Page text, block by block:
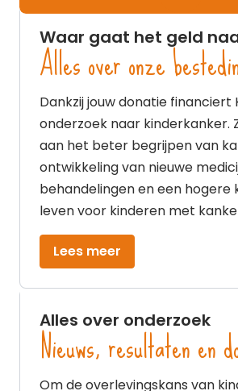
Waar gaat het geld
Alles over onze
Dankzij jouw donatie financiert
onderzoek naar kinderkanker.
aan het beter begrijpen van
ontwikkeling van nieuwe
behandelingen en een hogere
leven voor kinderen met
Lees meer
Alles over onderzoek
Nieuws, resultaten en
Om de overlevingskans van